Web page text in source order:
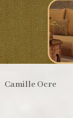
Camille Ocre